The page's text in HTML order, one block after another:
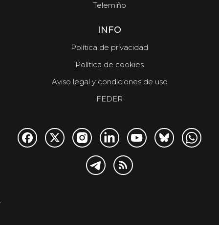
Telemiño
INFO
Política de privacidad
Política de cookies
Aviso legal y condiciones de uso
FEDER